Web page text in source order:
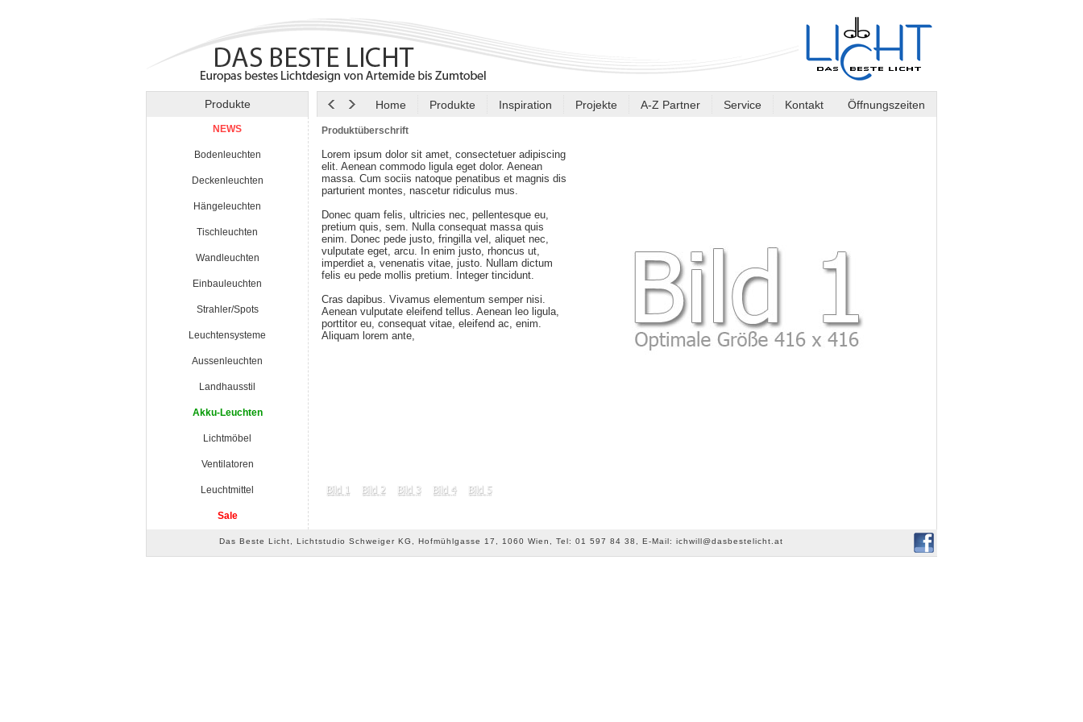
Produkte Home Produkte Inspiration Projekte A-Z Partner Service Kontakt Öffnungszeiten
NEWS
Bodenleuchten
Deckenleuchten
Hängeleuchten
Tischleuchten
Wandleuchten
Einbauleuchten
Strahler/Spots
Leuchtensysteme
Aussenleuchten
Landhausstil
Akku-Leuchten
Lichtmöbel
Ventilatoren
Leuchtmittel
Sale
Produktüberschrift
Lorem ipsum dolor sit amet, consectetuer adipiscing
elit. Aenean commodo ligula eget dolor. Aenean
massa. Cum sociis natoque penatibus et magnis dis
parturient montes, nascetur ridiculus mus.
Donec quam felis, ultricies nec, pellentesque eu,
pretium quis, sem. Nulla consequat massa quis
enim. Donec pede justo, fringilla vel, aliquet nec,
vulputate eget, arcu. In enim justo, rhoncus ut,
imperdiet a, venenatis vitae, justo. Nullam dictum
felis eu pede mollis pretium. Integer tincidunt.
Cras dapibus. Vivamus elementum semper nisi.
Aenean vulputate eleifend tellus. Aenean leo ligula,
porttitor eu, consequat vitae, eleifend ac, enim.
Aliquam lorem ante,
Das Beste Licht, Lichtstudio Schweiger KG, Hofmühlgasse 17, 1060 Wien, Tel: 01 597 84 38, E-Mail: ichwill@dasbestelicht.at